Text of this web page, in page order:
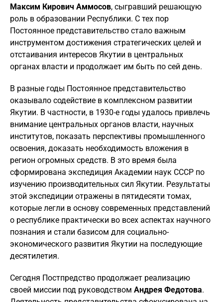
Максим Кирович Аммосов, сыгравший решающую
роль в образовании Республики. С тех пор
Постоянное представительство стало важным
инструментом достижения стратегических целей и
отстаивания интересов Якутии в центральных
органах власти и продолжает им быть по сей день.
В разные годы Постоянное представительство
оказывало содействие в комплексном развитии
Якутии. В частности, в 1930-е годы удалось привлечь
внимание центральных органов власти, научных
институтов, показать перспективы промышленного
освоения, доказать необходимость вложения в
регион огромных средств. В это время была
сформирована экспедиция Академии наук СССР по
изучению производительных сил Якутии. Результаты
этой экспедиции отражены в пятидесяти томах,
которые легли в основу современных представлений
о республике практически во всех аспектах научного
познания и стали базисом для социально-
экономического развития Якутии на последующие
десятилетия.
Сегодня Постпредство продолжает реализацию
своей миссии под руководством Андрея Федотова.